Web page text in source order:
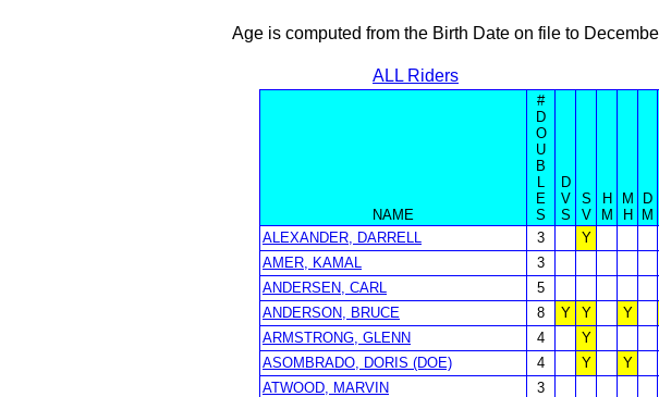
Age is computed from the Birth Date on file to
ALL Riders
NAME
#
D
O
U
B
L
E
S
D
V
S
S
V
H
M
M
H
D
M
ALEXANDER, DARRELL
3 Y
AMER, KAMAL
3
ANDERSEN, CARL
5
ANDERSON, BRUCE
8 Y Y Y
ARMSTRONG, GLENN
4 Y
ASOMBRADO, DORIS (DOE)
4 Y Y
ATWOOD, MARVIN
3